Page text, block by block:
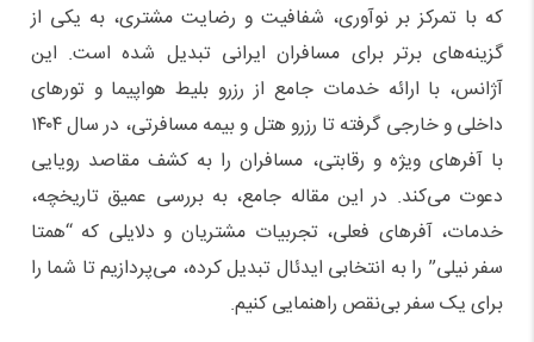
که با تمرکز بر نوآوری، شفافیت و رضایت مشتری، به یکی از
گزینه‌های برتر برای مسافران ایرانی تبدیل شده است. این
آژانس، با ارائه خدمات جامع از رزرو بلیط هواپیما و تورهای
داخلی و خارجی گرفته تا رزرو هتل و بیمه مسافرتی، در سال ۱۴۰۴
با آفرهای ویژه و رقابتی، مسافران را به کشف مقاصد رویایی
دعوت می‌کند. در این مقاله جامع، به بررسی عمیق تاریخچه،
خدمات، آفرهای فعلی، تجربیات مشتریان و دلایلی که “همتا
سفر نیلی” را به انتخابی ایدئال تبدیل کرده، می‌پردازیم تا شما را
برای یک سفر بی‌نقص راهنمایی کنیم.